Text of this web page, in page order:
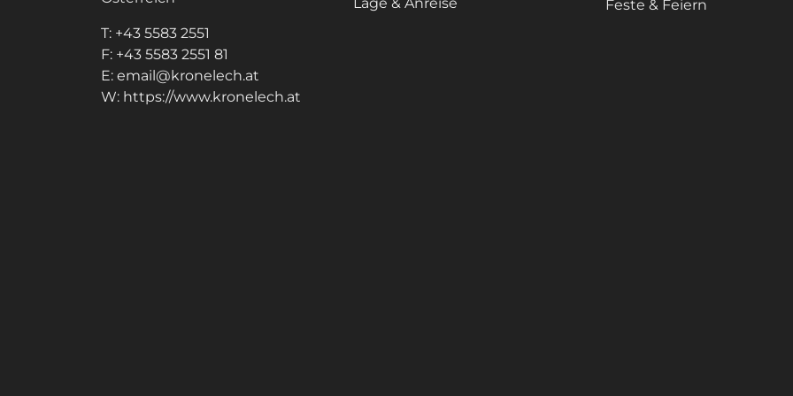
T: +43 5583 2551
F: +43 5583 2551 81
E: email@kronelech.at
W: https://www.kronelech.at
Feste & Feiern